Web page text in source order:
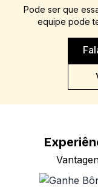
Pode ser que
equipe pode